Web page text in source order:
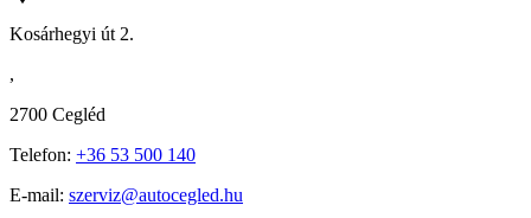
Kosárhegyi út 2.
,
2700 Cegléd
Telefon: +36 53 500 140
E-mail: szerviz@autocegled.hu